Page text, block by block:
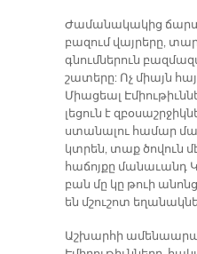
Ժամանակակից
բազում վայրերը,
գնումներուն
շատերը: Ոչ միայն
Միացեալ
լեցուն է
ստանալու համար
կտրեն, տաք ծովուն
հաճոյքը մանաւանդ
բան մը կը թուի
են մշուշոտ
Աշխարհի